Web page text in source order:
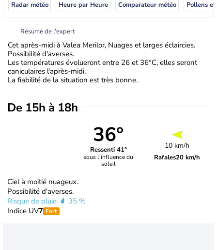
Radar météo Heure par Heure Comparateur météo Pollens
Résumé de l’expert
Cet après-midi à Valea Merilor, Nuages et larges éclaircies.
Possibilité d'averses.
Les températures évolueront entre 26 et 36°C, elles seront
caniculaires l'après-midi.
La fiabilité de la situation est très bonne.
De 15h à 18h
36°
Ressenti 41°
sous l’influence du
soleil
10 km/h
Rafales20 km/h
Ciel à moitié nuageux.
Possibilité d'averses.
Risque de pluie
35 %
Indice UV7 Fort